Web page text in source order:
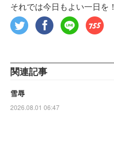
それでは今日もよい一日を！
関連記事
雪辱
2026.08.01 06:47